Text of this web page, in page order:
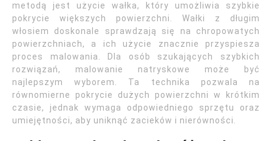
metodą jest użycie wałka, który umożliwia szybkie
pokrycie większych powierzchni. Wałki z długim
włosiem doskonale sprawdzają się na chropowatych
powierzchniach, a ich użycie znacznie przyspiesza
proces malowania. Dla osób szukających szybkich
rozwiązań, malowanie natryskowe może być
najlepszym wyborem. Ta technika pozwala na
równomierne pokrycie dużych powierzchni w krótkim
czasie, jednak wymaga odpowiedniego sprzętu oraz
umiejętności, aby uniknąć zacieków i nierówności.